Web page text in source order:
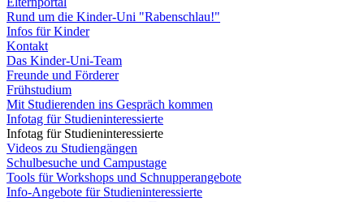
Rund um die Kinder-Uni "Rabenschlau!"
Infos für Kinder
Kontakt
Das Kinder-Uni-Team
Freunde und Förderer
Frühstudium
Mit Studierenden ins Gespräch kommen
Infotag für Studieninteressierte
Infotag für Studieninteressierte
Videos zu Studiengängen
Schulbesuche und Campustage
Tools für Workshops und Schnupperangebote
Info-Angebote für Studieninteressierte